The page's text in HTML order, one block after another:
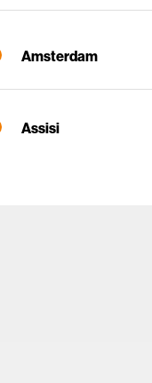
Amsterdam
Assisi